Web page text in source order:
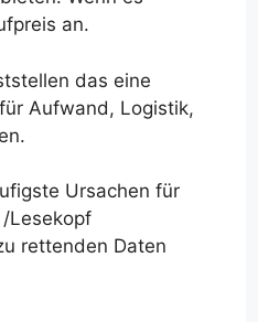
an.
das eine
Aufwand, Logistik,
Ursachen für
Lesekopf
rettenden Daten